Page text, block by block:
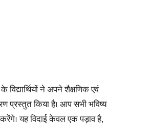
Paper
ने अपने शैक्षणिक एवं
प्रस्तुत किया है। आप सभी भविष्य
यह विदाई केवल एक पड़ाव है,